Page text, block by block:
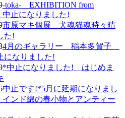
-toka- EXHIBITION from
止になりました!
市原マキ個展 犬魂猫魂時々晴
た!
4月のギャラリー 稲本多賀子
なりました!
*中止になりました! はじめま
中止です!*5月に延期になりまし
ンド綿の春小物とアンティー